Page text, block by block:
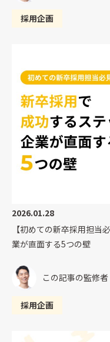
採用企画
2026.01.28
【初めての新卒採用担当
業が直面する5つの壁
この記事の監修
採用企画